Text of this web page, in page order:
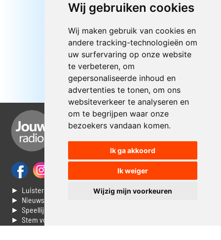
Wij gebruiken cookies
Wij maken gebruik van cookies en
andere tracking-technologieën om
uw surfervaring op onze website
te verbeteren, om
gepersonaliseerde inhoud en
advertenties te tonen, om ons
websiteverkeer te analyseren en
om te begrijpen waar onze
bezoekers vandaan komen.
Ik ga akkoord
Ik weiger
Wijzig mijn voorkeuren
► Luisteren naar Jouwradio
► Nieuws
► Speellijst
► Stem voor de Dag top 3